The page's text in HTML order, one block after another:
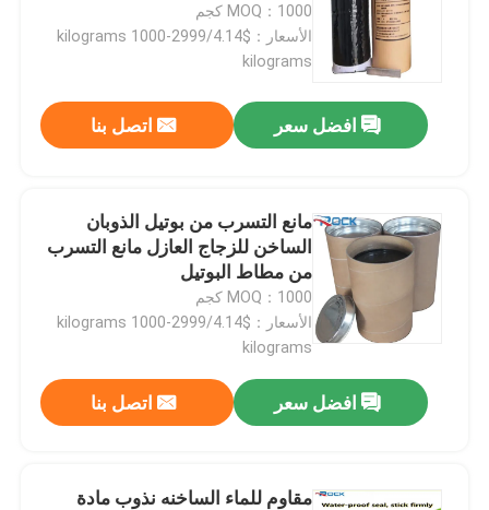
MOQ：1000 كجم
الأسعار：$4.14/kilograms 1000-2999
kilograms
افضل سعر اتصل بنا
مانع التسرب من بوتيل الذوبان
الساخن للزجاج العازل مانع التسرب
من مطاط البوتيل
MOQ：1000 كجم
الأسعار：$4.14/kilograms 1000-2999
kilograms
افضل سعر اتصل بنا
مقاوم للماء الساخنه نذوب مادة